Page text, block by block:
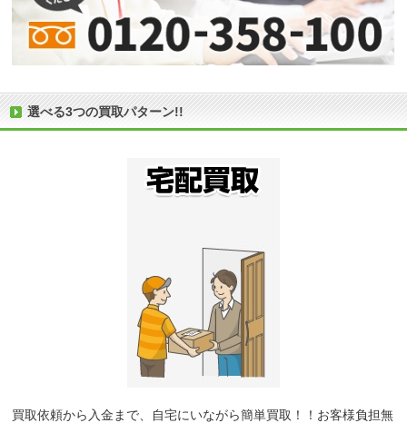
選べる3つの買取パターン!!
買取依頼から入金まで、自宅にいながら簡単買取！！お客様負担無